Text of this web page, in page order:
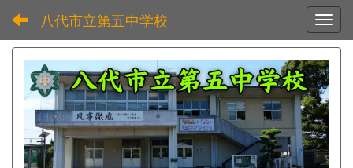
八代市立第五中学校